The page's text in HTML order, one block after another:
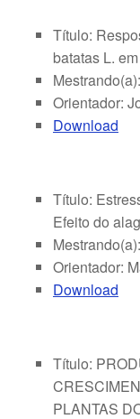
Título:
batatas L.
Orientador:
Download
Título:
Efeito do
Orientador:
Download
Título:
PLANTAS